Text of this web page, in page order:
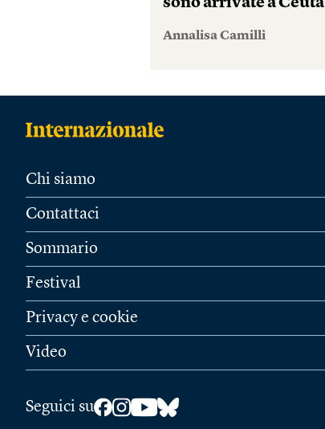
sono arrivate a Ceuta
Annalisa Camilli
Chi siamo
Contattaci
Sommario
Festival
Privacy e cookie
Video
Seguici su